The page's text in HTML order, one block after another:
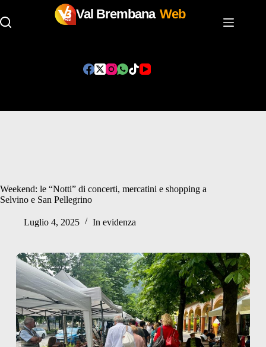
Val Brembana Web
Weekend: le “Notti” di concerti, mercatini e shopping a
Selvino e San Pellegrino
Luglio 4, 2025 In evidenza